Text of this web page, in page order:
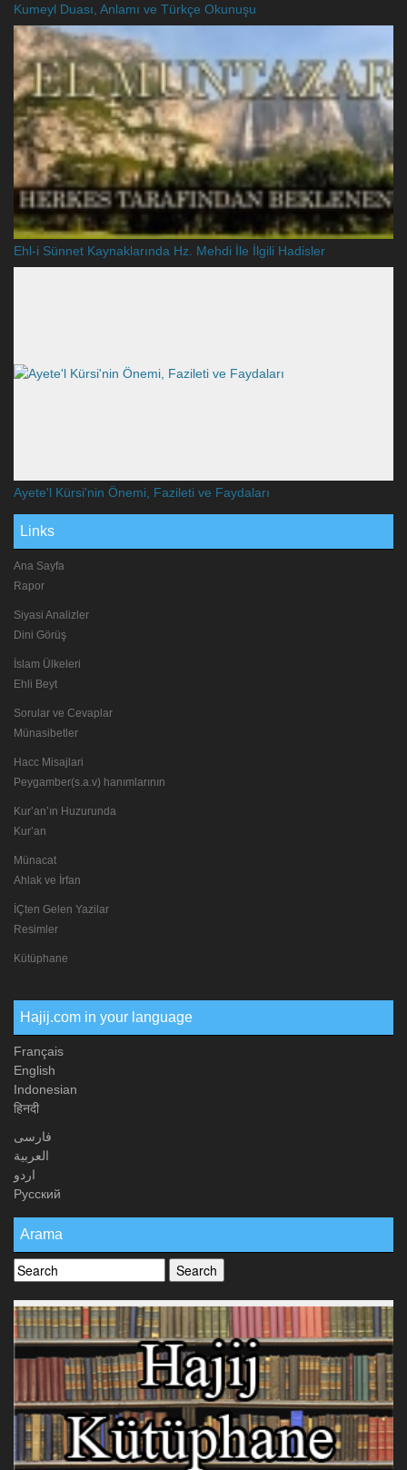
Kumeyl Duası, Anlamı ve Türkçe Okunuşu
Ehl-i Sünnet Kaynaklarında Hz. Mehdi İle İlgili Hadisler
Ayete'l Kürsi'nin Önemi, Fazileti ve Faydaları
Links
Ana Sayfa
Rapor
Siyasi Analizler
Dini Görüş
İslam Ülkeleri
Ehli Beyt
Sorular ve Cevaplar
Münasibetler
Hacc Misajlari
Peygamber(s.a.v) hanımlarının
Kur’an’ın Huzurunda
Kur’an
Münacat
Ahlak ve İrfan
İÇten Gelen Yazilar
Resimler
Kütüphane
Hajij.com in your language
Français
English
Indonesian
हिनदी
فارسی
العربیة
اردو
Русский
Arama